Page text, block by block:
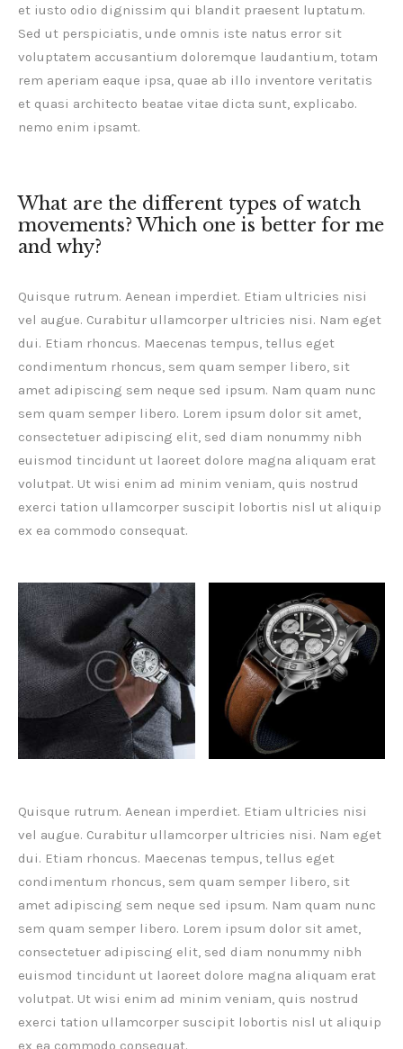
et iusto odio dignissim qui blandit praesent luptatum.
Sed ut perspiciatis, unde omnis iste natus error sit
voluptatem accusantium doloremque laudantium, totam
rem aperiam eaque ipsa, quae ab illo inventore veritatis
et quasi architecto beatae vitae dicta sunt, explicabo.
nemo enim ipsamt.
What are the different types of watch
movements? Which one is better for me
and why?
Quisque rutrum. Aenean imperdiet. Etiam ultricies nisi
vel augue. Curabitur ullamcorper ultricies nisi. Nam eget
dui. Etiam rhoncus. Maecenas tempus, tellus eget
condimentum rhoncus, sem quam semper libero, sit
amet adipiscing sem neque sed ipsum. Nam quam nunc
sem quam semper libero. Lorem ipsum dolor sit amet,
consectetuer adipiscing elit, sed diam nonummy nibh
euismod tincidunt ut laoreet dolore magna aliquam erat
volutpat. Ut wisi enim ad minim veniam, quis nostrud
exerci tation ullamcorper suscipit lobortis nisl ut aliquip
ex ea commodo consequat.
Quisque rutrum. Aenean imperdiet. Etiam ultricies nisi
vel augue. Curabitur ullamcorper ultricies nisi. Nam eget
dui. Etiam rhoncus. Maecenas tempus, tellus eget
condimentum rhoncus, sem quam semper libero, sit
amet adipiscing sem neque sed ipsum. Nam quam nunc
sem quam semper libero. Lorem ipsum dolor sit amet,
consectetuer adipiscing elit, sed diam nonummy nibh
euismod tincidunt ut laoreet dolore magna aliquam erat
volutpat. Ut wisi enim ad minim veniam, quis nostrud
exerci tation ullamcorper suscipit lobortis nisl ut aliquip
ex ea commodo consequat.